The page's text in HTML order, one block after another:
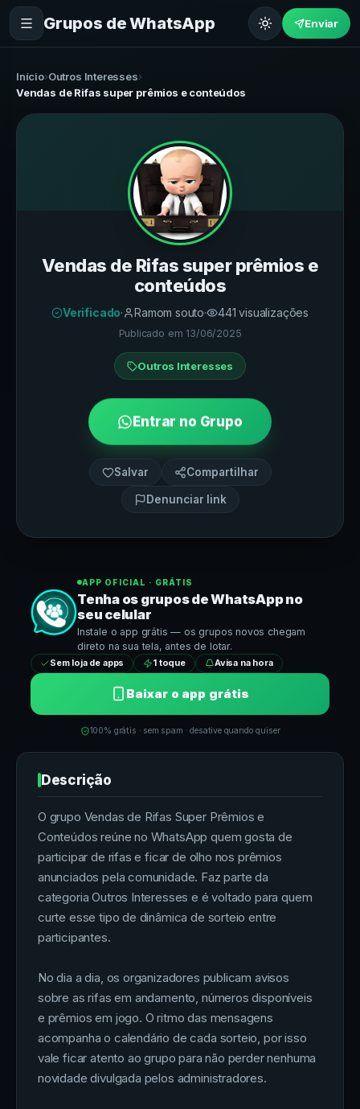
Grupos de WhatsApp Enviar
Início›Outros Interesses›
Vendas de Rifas super prêmios e conteúdos
Vendas de Rifas super prêmios e
conteúdos
Verificado· Ramom souto· 441 visualizações
Publicado em 13/06/2025
Outros Interesses
Entrar no Grupo
Salvar Compartilhar
Denunciar link
APP OFICIAL · GRÁTIS
Tenha os grupos deWhatsAppno
seu celular
Instale o app grátis — os grupos novos chegam
direto na sua tela, antes de lotar.
Sem loja de apps 1 toque Avisa na hora
Baixar o app grátis
100% grátis · sem spam · desative quando quiser
Descrição
O grupo Vendas de Rifas Super Prêmios e
Conteúdos reúne no WhatsApp quem gosta de
participar de rifas e ficar de olho nos prêmios
anunciados pela comunidade. Faz parte da
categoria Outros Interesses e é voltado para quem
curte esse tipo de dinâmica de sorteio entre
participantes.
No dia a dia, os organizadores publicam avisos
sobre as rifas em andamento, números disponíveis
e prêmios em jogo. O ritmo das mensagens
acompanha o calendário de cada sorteio, por isso
vale ficar atento ao grupo para não perder nenhuma
novidade divulgada pelos administradores.